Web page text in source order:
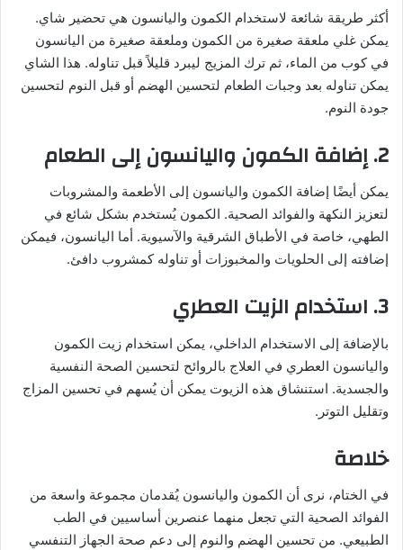
أكثر طريقة شائعة لاستخدام الكمون واليانسون هي تحضير شاي.
يمكن غلي ملعقة صغيرة من الكمون وملعقة صغيرة من اليانسون
في كوب من الماء، ثم ترك المزيج ليبرد قليلاً قبل تناوله. هذا الشاي
يمكن تناوله بعد وجبات الطعام لتحسين الهضم أو قبل النوم لتحسين
جودة النوم.
2. إضافة الكمون واليانسون إلى الطعام
يمكن أيضًا إضافة الكمون واليانسون إلى الأطعمة والمشروبات
لتعزيز النكهة والفوائد الصحية. الكمون يُستخدم بشكل شائع في
الطهي، خاصة في الأطباق الشرقية والآسيوية. أما اليانسون، فيمكن
إضافته إلى الحلويات والمخبوزات أو تناوله كمشروب دافئ.
3. استخدام الزيت العطري
بالإضافة إلى الاستخدام الداخلي، يمكن استخدام زيت الكمون
واليانسون العطري في العلاج بالروائح لتحسين الصحة النفسية
والجسدية. استنشاق هذه الزيوت يمكن أن يُسهم في تحسين المزاج
وتقليل التوتر.
خلاصة
في الختام، نرى أن الكمون واليانسون يُقدمان مجموعة واسعة من
الفوائد الصحية التي تجعل منهما عنصرين أساسيين في الطب
الطبيعي. من تحسين الهضم والنوم إلى دعم صحة الجهاز التنفسي